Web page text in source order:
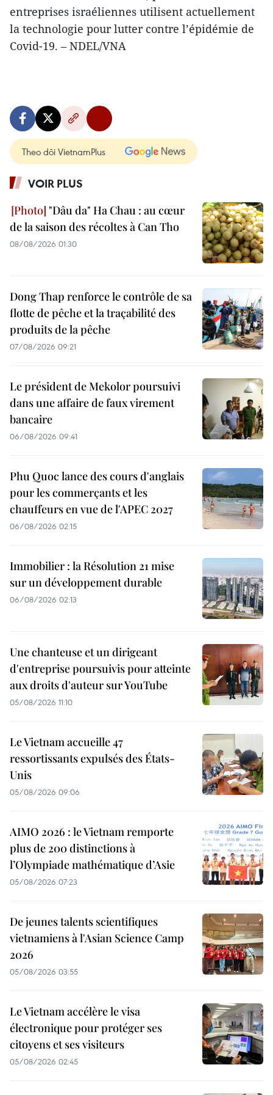
entreprises israéliennes utilisent actuellement
la technologie pour lutter contre l’épidémie de
Covid-19. – NDEL/VNA
Theo dõi VietnamPlus
VOIR PLUS
"Dâu da" Ha Chau : au cœur
de la saison des récoltes à Can Tho
08/08/2026 01:30
Dong Thap renforce le contrôle de sa
flotte de pêche et la traçabilité des
produits de la pêche
07/08/2026 09:21
Le président de Mekolor poursuivi
dans une affaire de faux virement
bancaire
06/08/2026 09:41
Phu Quoc lance des cours d'anglais
pour les commerçants et les
chauffeurs en vue de l'APEC 2027
06/08/2026 02:15
Immobilier : la Résolution 21 mise
sur un développement durable
06/08/2026 02:13
Une chanteuse et un dirigeant
d'entreprise poursuivis pour atteinte
aux droits d'auteur sur YouTube
05/08/2026 11:10
Le Vietnam accueille 47
ressortissants expulsés des États-
Unis
05/08/2026 09:06
AIMO 2026 : le Vietnam remporte
plus de 200 distinctions à
l’Olympiade mathématique d’Asie
05/08/2026 07:23
De jeunes talents scientifiques
vietnamiens à l'Asian Science Camp
2026
05/08/2026 03:55
Le Vietnam accélère le visa
électronique pour protéger ses
citoyens et ses visiteurs
05/08/2026 02:45